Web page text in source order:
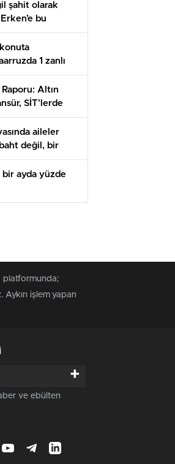
şahit olarak
bu
olmak
konuta
1 zanlı
Altın
SİT’lerde
işgal
aileler
değil, bir
bir ayda yüzde
platformunda;
işlem yapan
+
ve ebülten